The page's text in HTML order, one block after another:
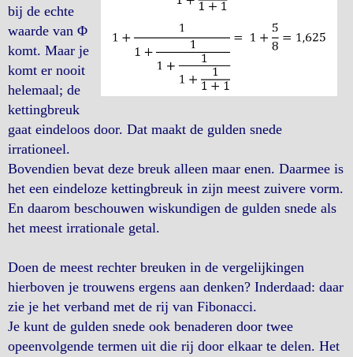
bij de echte
waarde van Φ
komt. Maar je
komt er nooit
helemaal; de
kettingbreuk
gaat eindeloos door. Dat maakt de gulden snede
irrationeel.
Bovendien bevat deze breuk alleen maar enen. Daarmee is
het een eindeloze kettingbreuk in zijn meest zuivere vorm.
En daarom beschouwen wiskundigen de gulden snede als
het meest irrationale getal.
Doen de meest rechter breuken in de vergelijkingen
hierboven je trouwens ergens aan denken? Inderdaad: daar
zie je het verband met de rij van Fibonacci.
Je kunt de gulden snede ook benaderen door twee
opeenvolgende termen uit die rij door elkaar te delen. Het